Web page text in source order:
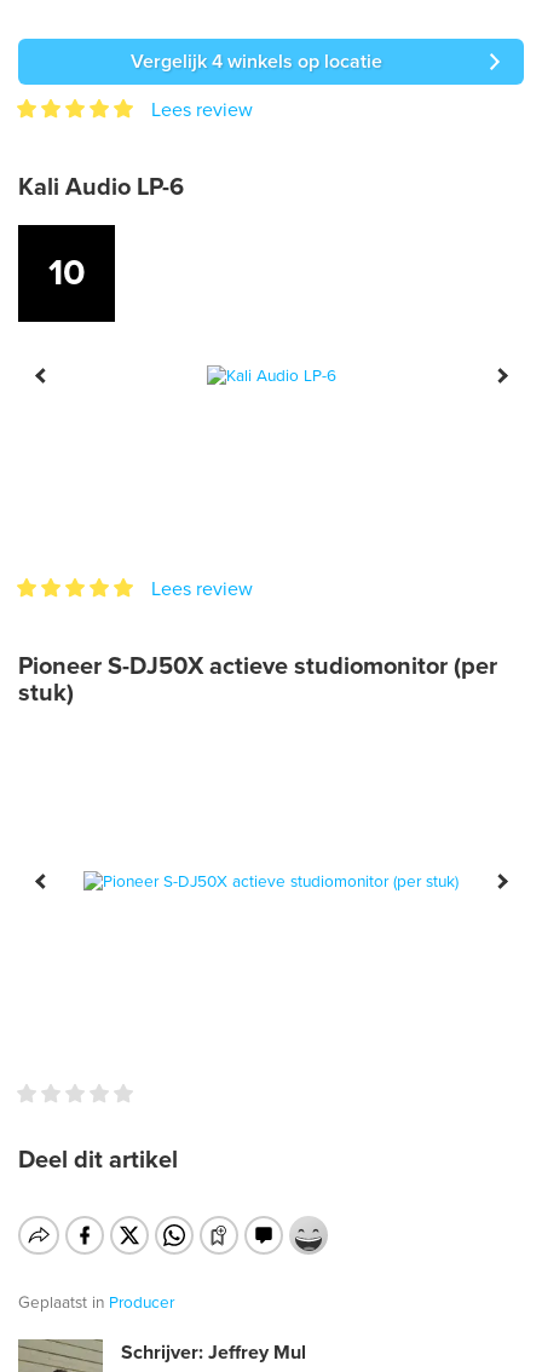
Vergelijk 4 winkels op locatie
Lees review
Kali Audio LP-6
10
Lees review
Pioneer S-DJ50X actieve studiomonitor (per
stuk)
Deel dit artikel
Geplaatst in Producer
Schrijver: Jeffrey Mul